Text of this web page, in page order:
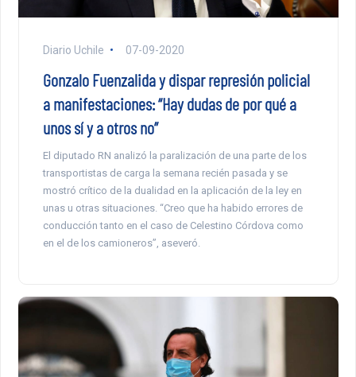
Diario Uchile 07-09-2020
Gonzalo Fuenzalida y dispar represión policial
a manifestaciones: “Hay dudas de por qué a
unos sí y a otros no”
El diputado RN analizó la paralización de una parte de los
transportistas de carga la semana recién pasada y se
mostró crítico de la dualidad en la aplicación de la ley en
unas u otras situaciones. “Creo que ha habido errores de
conducción tanto en el caso de Celestino Córdova como
en el de los camioneros”, aseveró.